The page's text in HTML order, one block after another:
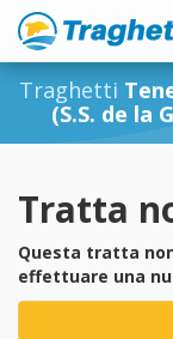
Traghetti
(S.S. de la
Tratta
Questa tratta
effettuare una